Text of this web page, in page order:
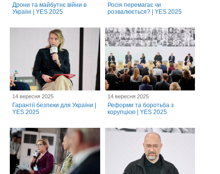
Дрони та майбутнє війни в
Україні | YES 2025
Росія перемагає чи
розвалюється? | YES 2025
14 вересня 2025
Гарантії безпеки для України |
YES 2025
14 вересня 2025
Реформи та боротьба з
корупцією | YES 2025